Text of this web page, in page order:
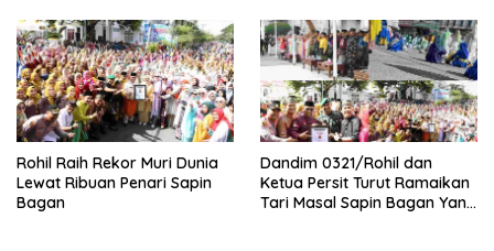
Rohil Raih Rekor Muri Dunia
Lewat Ribuan Penari Sapin
Bagan
Dandim 0321/Rohil dan
Ketua Persit Turut Ramaikan
Tari Masal Sapin Bagan Yang